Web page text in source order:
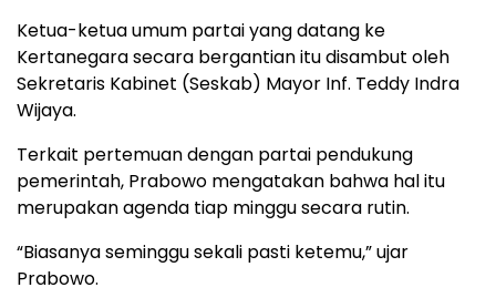
Ketua-ketua umum partai yang datang ke
Kertanegara secara bergantian itu disambut oleh
Sekretaris Kabinet (Seskab) Mayor Inf. Teddy Indra
Wijaya.
Terkait pertemuan dengan partai pendukung
pemerintah, Prabowo mengatakan bahwa hal itu
merupakan agenda tiap minggu secara rutin.
“Biasanya seminggu sekali pasti ketemu,” ujar
Prabowo.